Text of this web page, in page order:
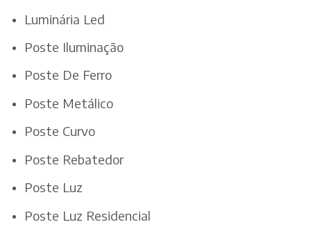
Luminária Led
Poste Iluminação
Poste De Ferro
Poste Metálico
Poste Curvo
Poste Rebatedor
Poste Luz
Poste Luz Residencial